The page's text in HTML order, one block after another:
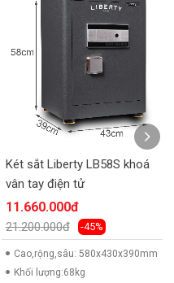
Két sắt Liberty LB58S khoá
vân tay điện tử
11.660.000đ
21.200.000đ -45%
Cao,rộng,sâu: 580x430x390mm
Khối lượng:68kg